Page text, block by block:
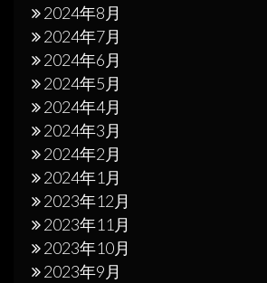
2024年8月
2024年7月
2024年6月
2024年5月
2024年4月
2024年3月
2024年2月
2024年1月
2023年12月
2023年11月
2023年10月
2023年9月